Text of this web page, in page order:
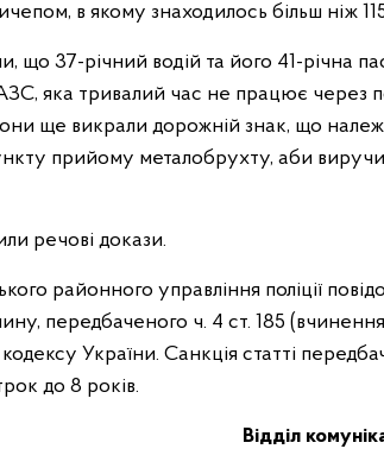
в якому знаходилось більш ніж
що 37-річний водій та його 41-річна
яка тривалий час не працює через
ще викрали дорожній знак, що
прийому металобрухту, аби
речові докази.
районного управління поліції
передбаченого ч. 4 ст. 185
України. Санкція статті
до 8 років.
Відділ